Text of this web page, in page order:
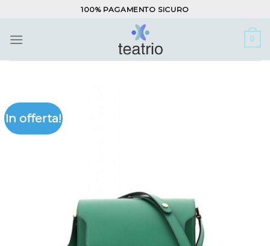
contenuti
100% PAGAMENTO SICURO
0
In offerta!